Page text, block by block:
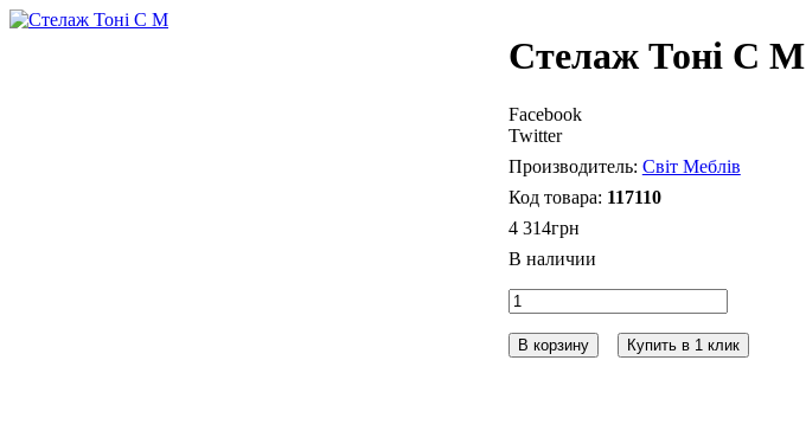
Стелаж Тоні С М
Facebook
Twitter
Світ Меблів
117110
4 314грн
В корзину Купить в 1 клик